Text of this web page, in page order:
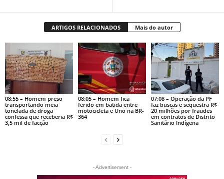
ARTIGOS RELACIONADOS Mais do autor
08:55 – Homem preso
transportando meia
tonelada de droga
confessa que receberia R$
3,5 mil de facção
08:05 – Homem fica
ferido em batida entre
motocicleta e Uno na BR-
364
07:08 – Operação da PF
faz buscas e sequestra R$
20 milhões por fraudes
em contratos de Distrito
Sanitário Indígena
- Advertisement -